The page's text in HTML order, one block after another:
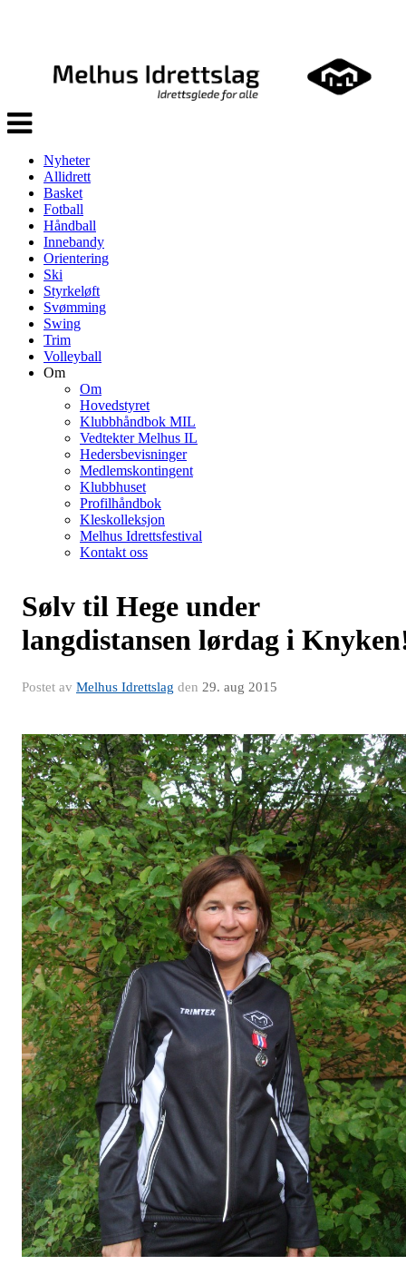
Veksle
navigasjon
Nyheter
Allidrett
Basket
Fotball
Håndball
Innebandy
Orientering
Ski
Styrkeløft
Svømming
Swing
Trim
Volleyball
Om
Om
Hovedstyret
Klubbhåndbok MIL
Vedtekter Melhus IL
Hedersbevisninger
Medlemskontingent
Klubbhuset
Profilhåndbok
Kleskolleksjon
Melhus Idrettsfestival
Kontakt oss
Sølv til Hege under
langdistansen lørdag i
Postet av Melhus Idrettslag den 29. aug 2015